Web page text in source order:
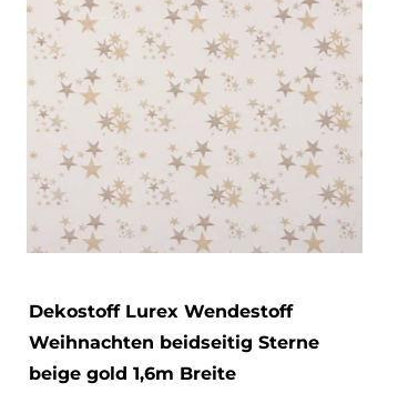
Dekostoff Lurex Wendestoff
Weihnachten beidseitig Sterne
beige gold 1,6m Breite